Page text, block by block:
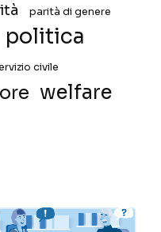
parità di genere
politica
civile
welfare